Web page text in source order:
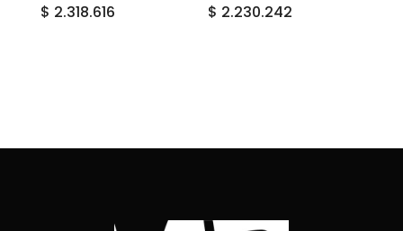
$ 2.318.616
$ 2.230.242